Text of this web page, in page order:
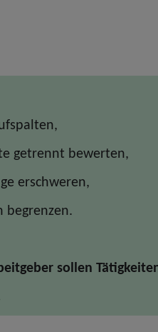
getrennt bewerten,
erschweren,
begrenzen.
sollen